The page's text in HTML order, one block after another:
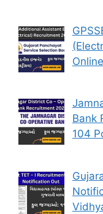
Bank
104